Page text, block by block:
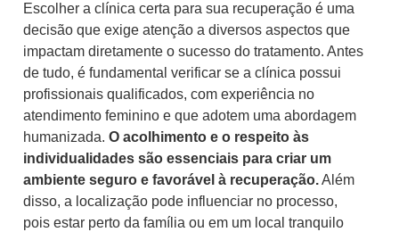
Escolher a clínica certa para sua recuperação é uma
decisão que exige atenção a diversos aspectos que
impactam diretamente o sucesso do tratamento. Antes
de tudo, é fundamental verificar se a clínica possui
profissionais qualificados, com experiência no
atendimento feminino e que adotem uma abordagem
humanizada. O acolhimento e o respeito às
individualidades são essenciais para criar um
ambiente seguro e favorável à recuperação.Além
disso, a localização pode influenciar no processo,
pois estar perto da família ou em um local tranquilo